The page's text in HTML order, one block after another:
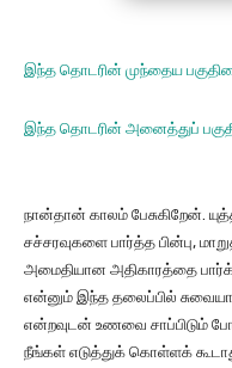
இந்த தொடரின் முந்தைய
இந்த தொடரின் அனைத்துப்
நான்தான் காலம் பேசுகிறேன்.
சச்சரவுகளை பார்த்த பின்பு,
அமைதியான அதிகாரத்தை
என்னும் இந்த தலைப்பில்
என்றவுடன் உணவை சாப்பிடும்
நீங்கள் எடுத்துக் கொள்ளக்